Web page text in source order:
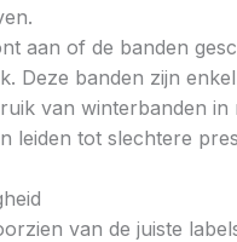
aan of de banden
Deze banden zijn
van winterbanden in
leiden tot slechtere
van de juiste